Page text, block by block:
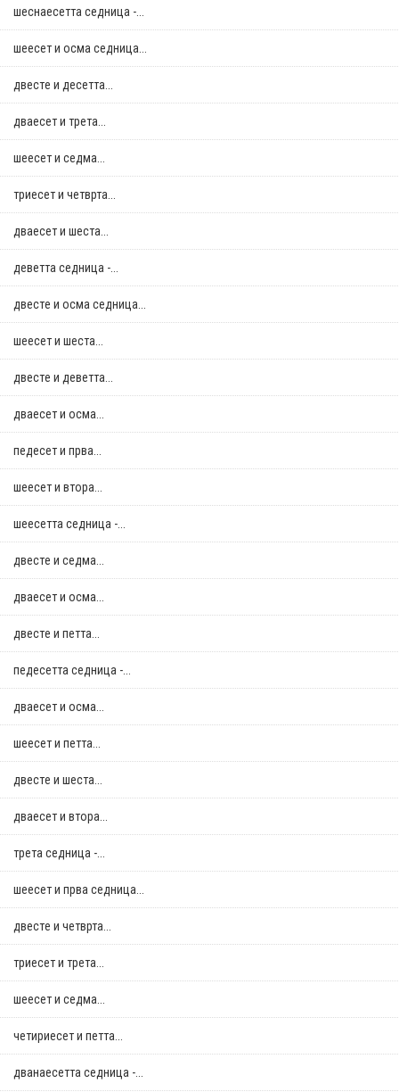
шеснаесетта седница -...
шеесет и осма седница...
двестe и десетта...
дваесет и трета...
шеесет и седма...
триесет и четврта...
дваесет и шеста...
деветта седница -...
двестe и осма седница...
шеесет и шеста...
двестe и деветта...
дваесет и осма...
педесет и прва...
шеесет и втора...
шеесетта седница -...
двестe и седма...
дваесет и осма...
двестe и петта...
педесетта седница -...
дваесет и осма...
шеесет и петта...
двестe и шеста...
дваесет и втора...
трета седница -...
шеесет и прва седница...
двестe и четврта...
триесет и трета...
шеесет и седма...
четириесет и петта...
дванаесетта седница -...